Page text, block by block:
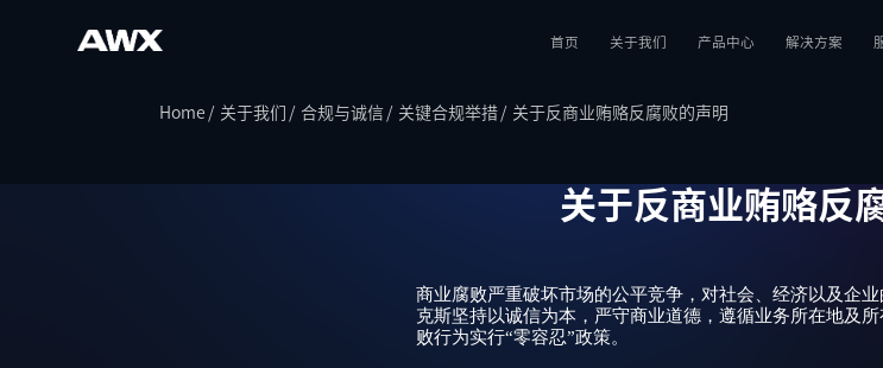
首页 关于我们
公司简介
发展历程
AUX集团
产品中心 解决方案
储能
Home 关于我们 合规与诚信 关键合规举措 关于反商业贿赂反腐败的声明
关于反商业贿赂反
商业腐败严重破坏市场的公平竞争，对社会、经济以及企
克斯坚持以诚信为本，严守商业道德，遵循业务所在地及
败行为实行“零容忍”政策。